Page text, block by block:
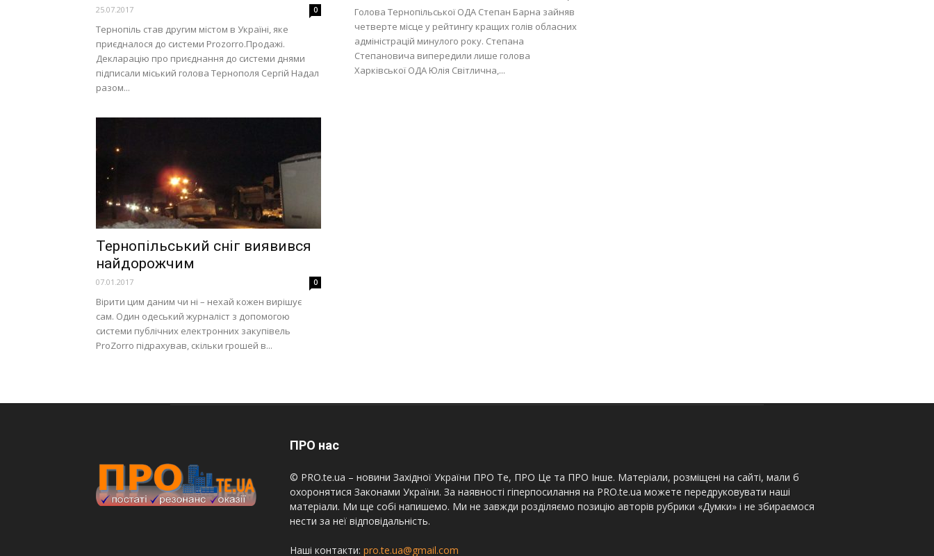
25.07.2017 0
Тернопіль став другим містом в Україні, яке
приєдналося до системи Prozorro.Продажі.
Декларацію про приєднання до системи днями
підписали міський голова Тернополя Сергій Надал
разом...
Голова Тернопільської ОДА Степан Барна зайняв
четверте місце у рейтингу кращих голів обласних
адміністрацій минулого року. Степана
Степановича випередили лише голова
Харківської ОДА Юлія Світлична,...
Тернопільський сніг виявився
найдорожчим
07.01.2017 0
Вірити цим даним чи ні – нехай кожен вирішує
сам. Один одеський журналіст з допомогою
системи публічних електронних закупівель
ProZorro підрахував, скільки грошей в...
ПРО нас
© PRO.te.ua – новини Західної України ПРО Те, ПРО Це та ПРО Інше. Матеріали, розміщені на сайті, мали б
охоронятися Законами України. За наявності гіперпосилання на PRO.te.ua можете передруковувати наші
матеріали. Ми ще собі напишемо. Ми не завжди розділяємо позицію авторів рубрики «Думки» і не збираємося
нести за неї відповідальність.
Наші контакти: pro.te.ua@gmail.com